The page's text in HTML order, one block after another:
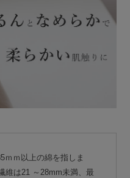
ｍ以上の綿を指しま
維は21 ～28mm未満、最